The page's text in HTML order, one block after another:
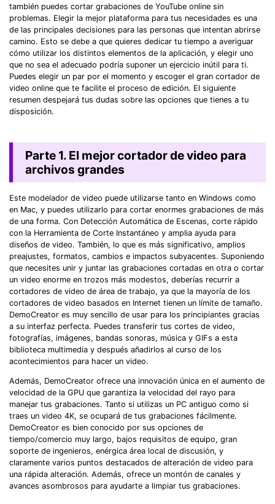
también puedes cortar grabaciones de YouTube online sin
problemas. Elegir la mejor plataforma para tus necesidades es una
de las principales decisiones para las personas que intentan abrirse
camino. Esto se debe a que quieres dedicar tu tiempo a averiguar
cómo utilizar los distintos elementos de la aplicación, y elegir uno
que no sea el adecuado podría suponer un ejercicio inútil para ti.
Puedes elegir un par por el momento y escoger el gran cortador de
video online que te facilite el proceso de edición. El siguiente
resumen despejará tus dudas sobre las opciones que tienes a tu
disposición.
Parte 1. El mejor cortador de video para
archivos grandes
Este modelador de video puede utilizarse tanto en Windows como
en Mac, y puedes utilizarlo para cortar enormes grabaciones de más
de una forma. Con Detección Automática de Escenas, corte rápido
con la Herramienta de Corte Instantáneo y amplia ayuda para
diseños de video. También, lo que es más significativo, amplios
preajustes, formatos, cambios e impactos subyacentes. Suponiendo
que necesites unir y juntar las grabaciones cortadas en otra o cortar
un video enorme en trozos más modestos, deberías recurrir a
cortadores de video de área de trabajo, ya que la mayoría de los
cortadores de video basados en Internet tienen un límite de tamaño.
DemoCreator es muy sencillo de usar para los principiantes gracias
a su interfaz perfecta. Puedes transferir tus cortes de video,
fotografías, imágenes, bandas sonoras, música y GIFs a esta
biblioteca multimedia y después añadirlos al curso de los
acontecimientos para hacer un video.
Además, DemoCreator ofrece una innovación única en el aumento de
velocidad de la GPU que garantiza la velocidad del rayo para
manejar tus grabaciones. Tanto si utilizas un PC antiguo como si
traes un video 4K, se ocupará de tus grabaciones fácilmente.
DemoCreator es bien conocido por sus opciones de
tiempo/comercio muy largo, bajos requisitos de equipo, gran
soporte de ingenieros, enérgica área local de discusión, y
claramente varios puntos destacados de alteración de video para
una rápida alteración. Además, ofrece un montón de canales y
avances asombrosos para ayudarte a limpiar tus grabaciones.